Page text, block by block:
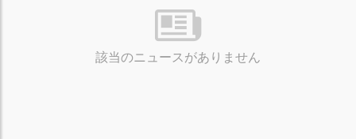
該当のニュースがありません